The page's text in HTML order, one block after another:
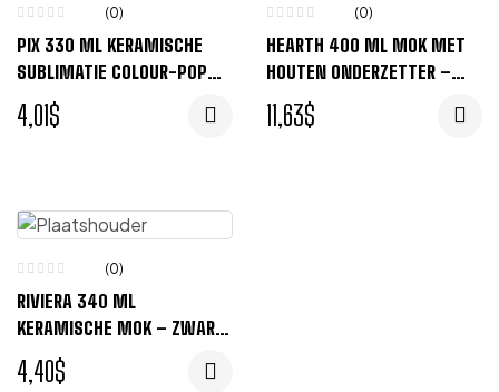
(0)
PIX 330 ML KERAMISCHE
SUBLIMATIE COLOUR-POP
MOK – ZWART
4,01$
(0)
HEARTH 400 ML MOK MET
HOUTEN ONDERZETTER –
ZWART, ROOD
11,63$
(0)
RIVIERA 340 ML
KERAMISCHE MOK – ZWART,
4,40$